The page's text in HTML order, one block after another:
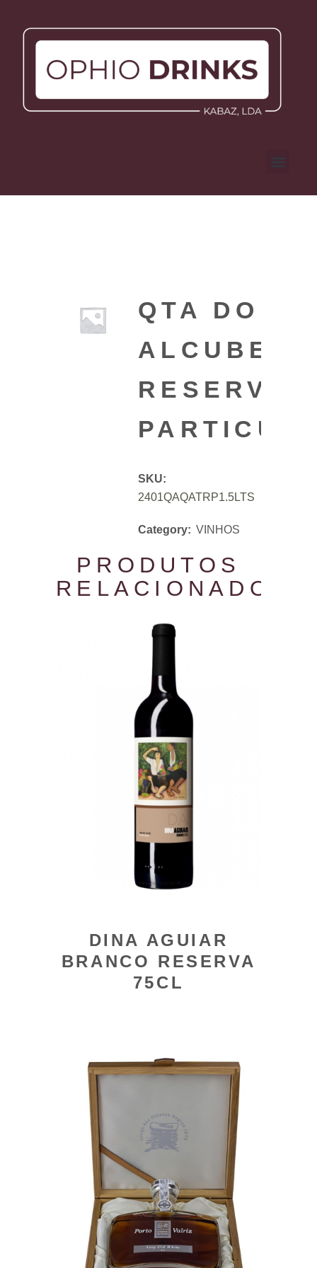
QTA DO
ALCUBE
RESERVA
SKU:
2401QAQATRP1.5LTS
Category: VINHOS
PRODUTOS
RELACIONADOS
DINA AGUIAR
BRANCO RESERVA
75CL